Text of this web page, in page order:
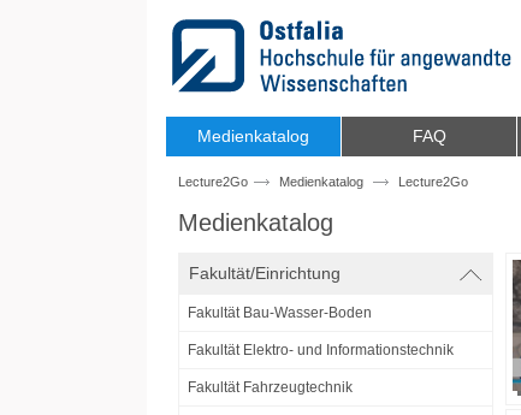
Medienkatalog FAQ
Lecture2Go Medienkatalog Lecture2Go
Medienkatalog
Fakultät/Einrichtung
Fakultät Bau-Wasser-Boden
Fakultät Elektro- und Informationstechnik
Fakultät Fahrzeugtechnik